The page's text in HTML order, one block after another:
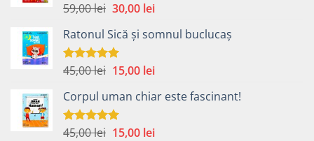
Evaluat la
59,00lei Prețul
a
fost:
59,00 lei.
30,00 leiPrețul
este:
Ratonul Sică și somnul buclucaș
Evaluat la
45,00lei Prețul
a
fost:
45,00 lei.
15,00 leiPrețul
este:
Corpul uman chiar este fascinant!
Evaluat la
45,00lei Prețul
15,00 leiPrețul